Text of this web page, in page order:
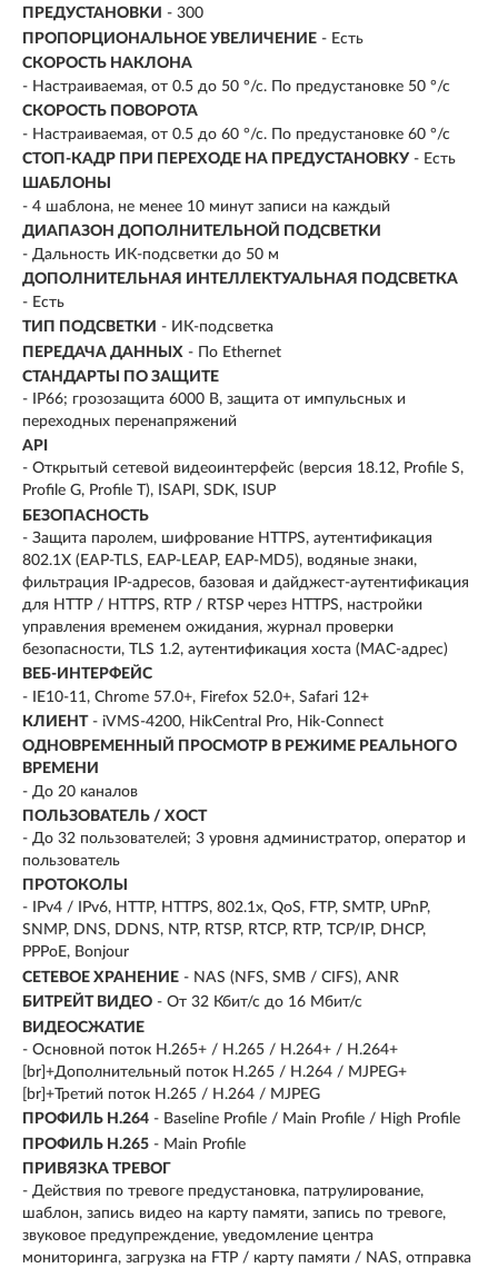
ПРЕДУСТАНОВКИ - 300
ПРОПОРЦИОНАЛЬНОЕ УВЕЛИЧЕНИЕ - Есть
СКОРОСТЬ НАКЛОНА
- Настраиваемая, от 0.5 до 50 °/с. По предустановке 50 °/с
СКОРОСТЬ ПОВОРОТА
- Настраиваемая, от 0.5 до 60 °/с. По предустановке 60 °/с
СТОП-КАДР ПРИ ПЕРЕХОДЕ НА ПРЕДУСТАНОВКУ - Есть
ШАБЛОНЫ
- 4 шаблона, не менее 10 минут записи на каждый
ДИАПАЗОН ДОПОЛНИТЕЛЬНОЙ ПОДСВЕТКИ
- Дальность ИК-подсветки до 50 м
ДОПОЛНИТЕЛЬНАЯ ИНТЕЛЛЕКТУАЛЬНАЯ ПОДСВЕТКА
- Есть
ТИП ПОДСВЕТКИ - ИК-подсветка
ПЕРЕДАЧА ДАННЫХ - По Ethernet
СТАНДАРТЫ ПО ЗАЩИТЕ
- IP66; грозозащита 6000 В, защита от импульсных и
переходных перенапряжений
API
- Открытый сетевой видеоинтерфейс (версия 18.12, Profile S,
Profile G, Profile T), ISAPI, SDK, ISUP
БЕЗОПАСНОСТЬ
- Защита паролем, шифрование HTTPS, аутентификация
802.1X (EAP-TLS, EAP-LEAP, EAP-MD5), водяные знаки,
фильтрация IP-адресов, базовая и дайджест-аутентификация
для HTTP / HTTPS, RTP / RTSP через HTTPS, настройки
управления временем ожидания, журнал проверки
безопасности, TLS 1.2, аутентификация хоста (MAC-адрес)
ВЕБ-ИНТЕРФЕЙС
- IE10-11, Chrome 57.0+, Firefox 52.0+, Safari 12+
КЛИЕНТ - iVMS-4200, HikCentral Pro, Hik-Connect
ОДНОВРЕМЕННЫЙ ПРОСМОТР В РЕЖИМЕ РЕАЛЬНОГО
ВРЕМЕНИ
- До 20 каналов
ПОЛЬЗОВАТЕЛЬ / ХОСТ
- До 32 пользователей; 3 уровня администратор, оператор и
пользователь
ПРОТОКОЛЫ
- IPv4 / IPv6, HTTP, HTTPS, 802.1x, QoS, FTP, SMTP, UPnP,
SNMP, DNS, DDNS, NTP, RTSP, RTCP, RTP, TCP/IP, DHCP,
PPPoE, Bonjour
СЕТЕВОЕ ХРАНЕНИЕ - NAS (NFS, SMB / CIFS), ANR
БИТРЕЙТ ВИДЕО - От 32 Кбит/с до 16 Мбит/с
ВИДЕОСЖАТИЕ
- Основной поток H.265+ / H.265 / H.264+ / H.264+
[br]+Дополнительный поток H.265 / H.264 / MJPEG+
[br]+Третий поток H.265 / H.264 / MJPEG
ПРОФИЛЬ H.264 - Baseline Profile / Main Profile / High Profile
ПРОФИЛЬ H.265 - Main Profile
ПРИВЯЗКА ТРЕВОГ
- Действия по тревоге предустановка, патрулирование,
шаблон, запись видео на карту памяти, запись по тревоге,
звуковое предупреждение, уведомление центра
мониторинга, загрузка на FTP / карту памяти / NAS, отправка